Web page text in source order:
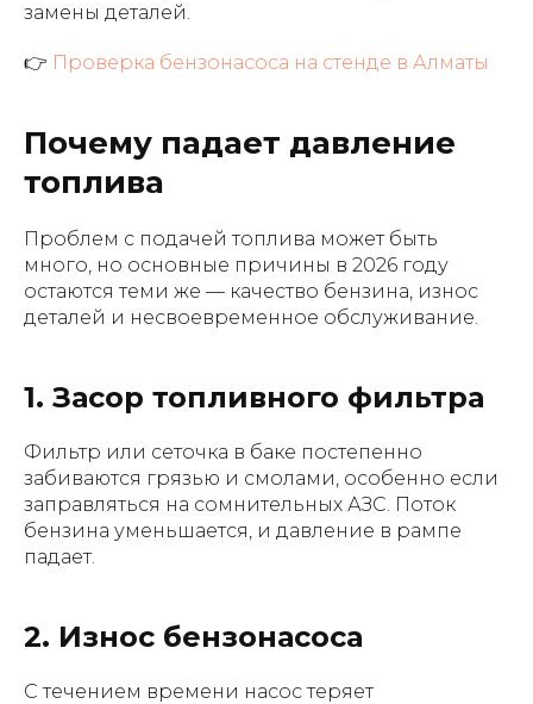
замены деталей.
👉 Проверка бензонасоса на стенде в Алматы
Почему падает давление
топлива
Проблем с подачей топлива может быть
много, но основные причины в 2026 году
остаются теми же — качество бензина, износ
деталей и несвоевременное обслуживание.
1. Засор топливного фильтра
Фильтр или сеточка в баке постепенно
забиваются грязью и смолами, особенно если
заправляться на сомнительных АЗС. Поток
бензина уменьшается, и давление в рампе
падает.
2. Износ бензонасоса
С течением времени насос теряет